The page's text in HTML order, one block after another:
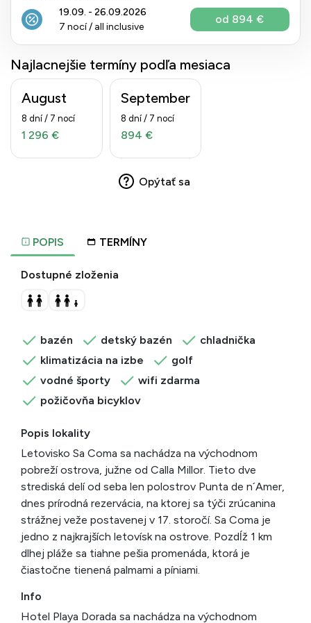
POPIS TERMÍNY
Dostupné zloženia
bazén detský bazén
chladnička
klimatizácia na izbe
golf
vodné športy
wifi zdarma
požičovňa bicyklov
Popis lokality
Letovisko Sa Coma sa nachádza na východnom
pobreží ostrova, južne od Calla Millor. Tieto dve
strediská delí od seba len polostrov Punta de n´Amer,
dnes prírodná rezervácia, na ktorej sa týči zrúcanina
strážnej veže postavenej v 17. storočí. Sa Coma je
jedno z najkrajších letovísk na ostrove. Pozdĺž 1 km
dlhej pláže sa tiahne pešia promenáda, ktorá je
čiastočne tienená palmami a píniami.
Info
Hotel Playa Dorada sa nachádza na východnom
19.09. - 26.09.2026
7 nocí / all inclusive
od 894 €
Najlacnejšie termíny podľa mesiaca
August
8 dní / 7 nocí
1 296 €
September
8 dní / 7 nocí
894 €
Opýtať sa